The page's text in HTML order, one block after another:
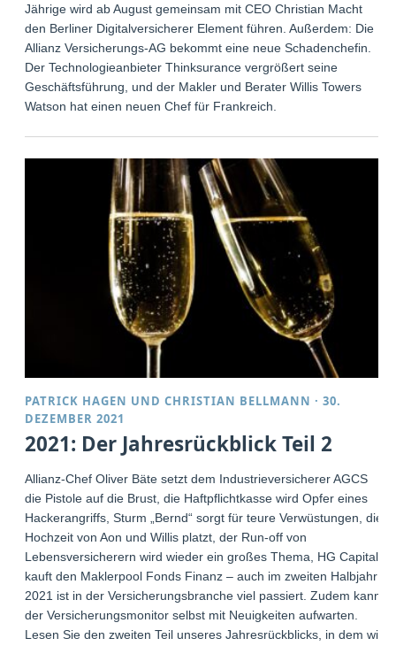
Jährige wird ab August gemeinsam mit CEO Christian Macht
den Berliner Digitalversicherer Element führen. Außerdem: Die
Allianz Versicherungs-AG bekommt eine neue Schadenchefin.
Der Technologieanbieter Thinksurance vergrößert seine
Geschäftsführung, und der Makler und Berater Willis Towers
Watson hat einen neuen Chef für Frankreich.
PATRICK HAGEN UNDCHRISTIAN BELLMANN ·30.
DEZEMBER 2021
2021: Der Jahresrückblick Teil 2
Allianz-Chef Oliver Bäte setzt dem Industrieversicherer AGCS
die Pistole auf die Brust, die Haftpflichtkasse wird Opfer eines
Hackerangriffs, Sturm „Bernd“ sorgt für teure Verwüstungen, die
Hochzeit von Aon und Willis platzt, der Run-off von
Lebensversicherern wird wieder ein großes Thema, HG Capital
kauft den Maklerpool Fonds Finanz – auch im zweiten Halbjahr
2021 ist in der Versicherungsbranche viel passiert. Zudem kann
der Versicherungsmonitor selbst mit Neuigkeiten aufwarten.
Lesen Sie den zweiten Teil unseres Jahresrückblicks, in dem wir